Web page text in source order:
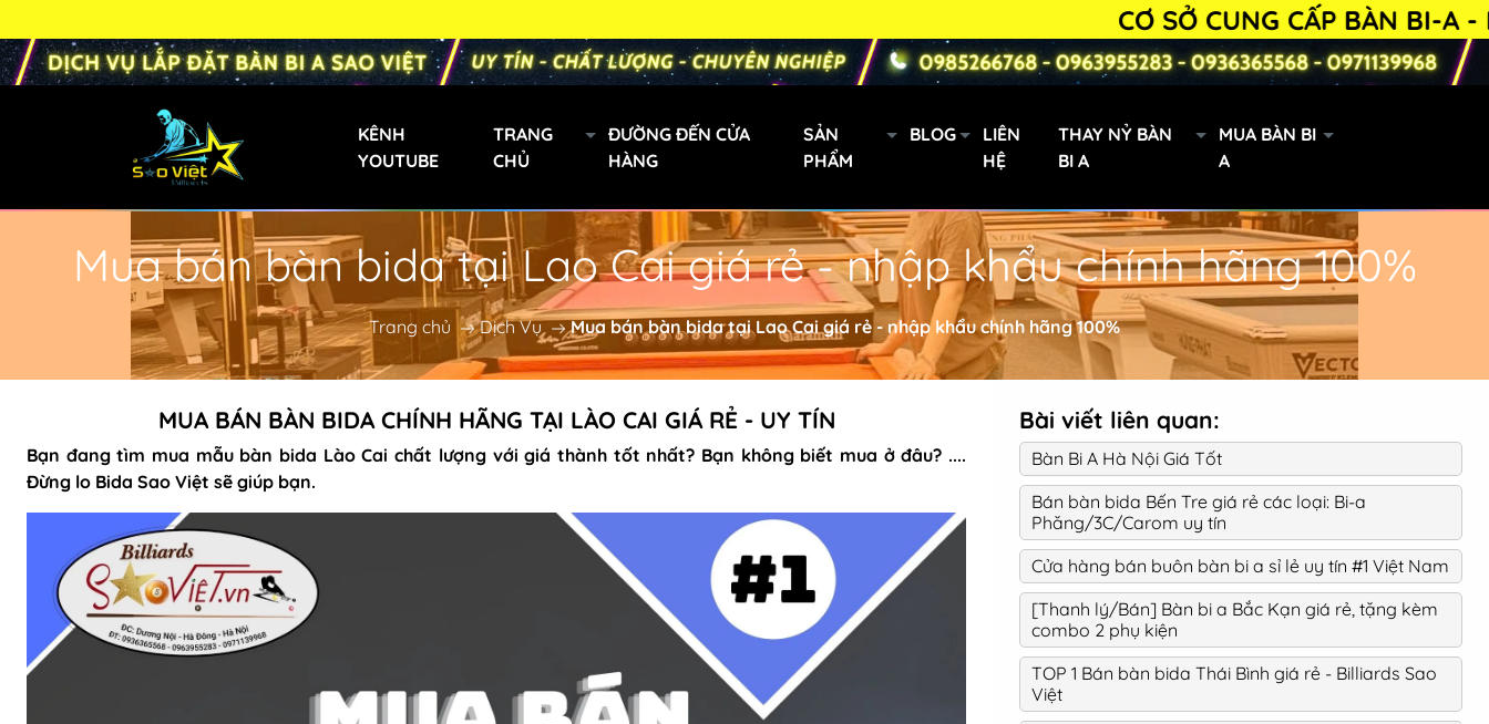
CƠ SỞ CUNG CẤP BÀN BI-A -
KÊNH
YOUTUBE
TRANG
CHỦ
ĐƯỜNG ĐẾN CỬA
HÀNG
SẢN
PHẨM
Bàn Bi-a Phăng
Bàn Bida Phăng Mini
Bàn Bi-a Gia Đình
Bàn Bi-a Trẻ Em
Bàn Bi-a Liên Doanh
Gậy bi a xách tay
Cơ Bida Predator
Gậy Fury
Bàn Bi-a 9019 lướt
Bo đầu cơ bida
Bàn bi lắc văn phòng
Phụ kiện bàn bi lắc
Bàn bi lắc gia đình
BLOG
LIÊN
HỆ
THAY NỶ BÀN
BI A
MUA BÀN BI
A
Mua bán bàn bida tại Lao Cai giá rẻ - nhập khẩu chính hãng 100%
Trang chủ Dịch Vụ Mua bán bàn bida tại Lao Cai giá rẻ - nhập khẩu chính hãng 100%
MUA BÁN BÀN BIDA CHÍNH HÃNG TẠI LÀO CAI GIÁ RẺ - UY TÍN
Bạn đang tìm mua mẫu bàn bida Lào Cai chất lượng với giá thành tốt nhất? Bạn không biết mua ở đâu? ....
Đừng lo Bida Sao Việt sẽ giúp bạn.
Bài viết liên quan:
Bàn Bi A Hà Nội Giá Tốt
Bán bàn bida Bến Tre giá rẻ các loại: Bi-a
Phăng/3C/Carom uy tín
Cửa hàng bán buôn bàn bi a sỉ lẻ uy tín #1 Việt Nam
[Thanh lý/Bán] Bàn bi a Bắc Kạn giá rẻ, tặng kèm
combo 2 phụ kiện
TOP 1 Bán bàn bida Thái Bình giá rẻ - Billiards Sao
Việt